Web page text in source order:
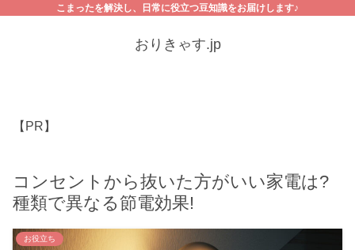
こまったを解決し、日常に役立つ豆知識をお届けします♪
おりきゃす.jp
【PR】
コンセントから抜いた方がいい家電は?
種類で異なる節電効果!
お役立ち